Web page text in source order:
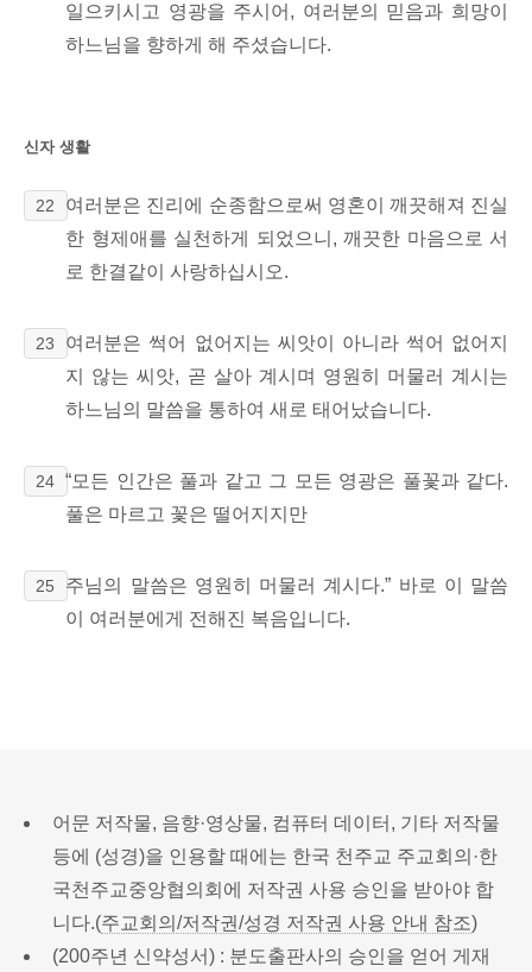
일으키시고 영광을 주시어, 여러분의 믿음과 희망이
하느님을 향하게 해 주셨습니다.
신자 생활
22 여러분은 진리에 순종함으로써 영혼이
깨끗해져 진실
한 형제애를 실천하게 되었으니, 깨끗한 마음으로 서
로 한결같이 사랑하십시오.
23
여러분은 썩어 없어지는 씨앗이 아니라 썩어 없어지
지 않는 씨앗, 곧 살아 계시며 영원히
머물러 계시는
하느님의 말씀을 통하여 새로 태어났습니다.
24 “모든 인간은 풀과 같고 그 모든 영광은 풀꽃과 같다.
풀은 마르고 꽃은 떨어지지만
25 주님의 말씀은 영원히 머물러 계시다.” 바로 이 말씀
이 여러분에게 전해진 복음입니다.
어문 저작물, 음향·영상물, 컴퓨터 데이터, 기타 저작물
등에 (성경)을 인용할 때에는 한국 천주교 주교회의·한
국천주교중앙협의회에 저작권 사용 승인을 받아야 합
니다.(주교회의/저작권/성경 저작권 사용 안내 참조)
(200주년 신약성서) : 분도출판사의 승인을 얻어 게재